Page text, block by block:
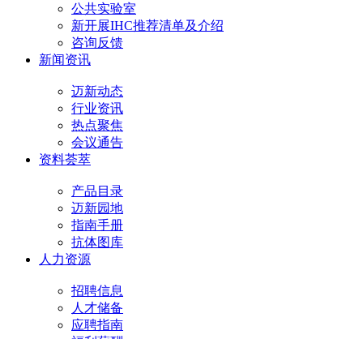
公共实验室
新开展IHC推荐清单及介绍
咨询反馈
新闻资讯
迈新动态
行业资讯
热点聚焦
会议通告
资料荟萃
产品目录
迈新园地
指南手册
抗体图库
人力资源
招聘信息
人才储备
应聘指南